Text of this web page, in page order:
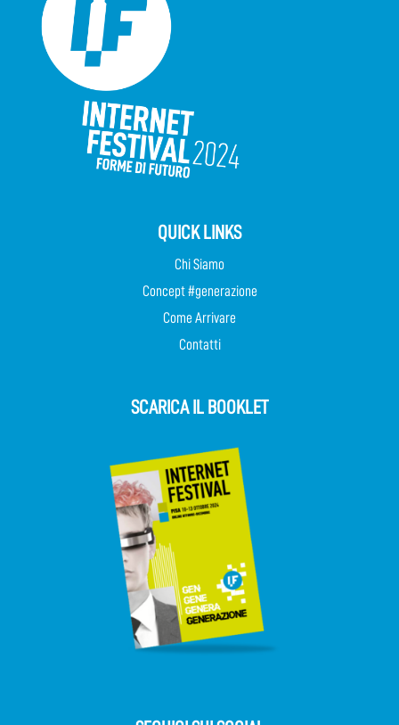
QUICK LINKS
Chi Siamo
Concept #generazione
Come Arrivare
Contatti
SCARICA IL BOOKLET